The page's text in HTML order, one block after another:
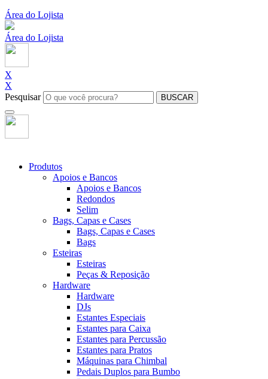
Área do Lojista
Área do Lojista
X
X
Pesquisar
BUSCAR
Produtos
Apoios e Bancos
Apoios e Bancos
Redondos
Selim
Bags, Capas e Cases
Bags, Capas e Cases
Bags
Esteiras
Esteiras
Peças & Reposição
Hardware
Hardware
DJs
Estantes Especiais
Estantes para Caixa
Estantes para Percussão
Estantes para Pratos
Máquinas para Chimbal
Pedais Duplos para Bumbo